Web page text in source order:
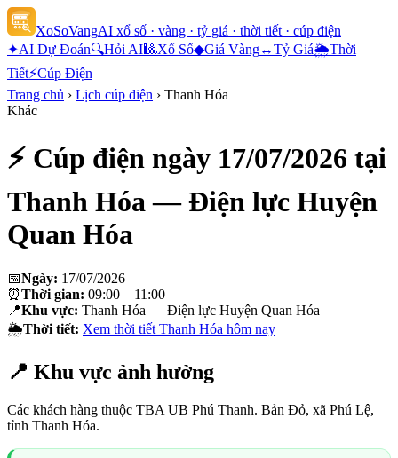
XoSoVangAI xổ số · vàng · tỷ giá · thời tiết · cúp điện
✦AI Dự Đoán🔍Hỏi AI🎱Xổ Số◆Giá Vàng↔Tỷ Giá🌦Thời
Tiết⚡Cúp Điện
Trang chủ › Lịch cúp điện › Thanh Hóa
Khác
⚡ Cúp điện ngày 17/07/2026 tại
Thanh Hóa — Điện lực Huyện
Quan Hóa
📅Ngày: 17/07/2026
⏰Thời gian: 09:00 – 11:00
📍Khu vực: Thanh Hóa — Điện lực Huyện Quan Hóa
🌦Thời tiết: Xem thời tiết Thanh Hóa hôm nay
📍 Khu vực ảnh hưởng
Các khách hàng thuộc TBA UB Phú Thanh. Bản Đỏ, xã Phú Lệ,
tỉnh Thanh Hóa.